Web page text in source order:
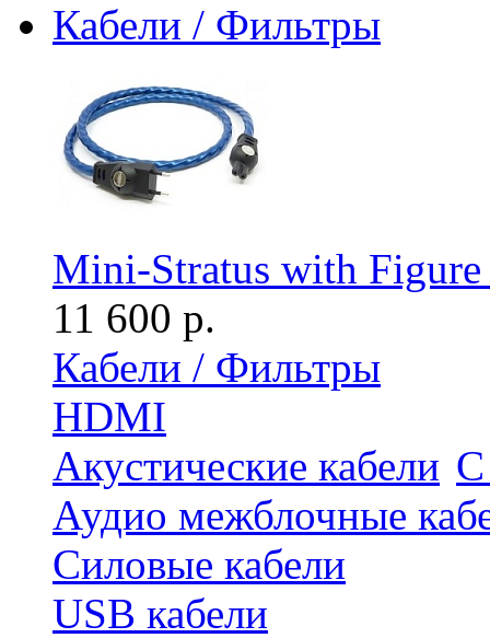
Кабели / Фильтры
Mini-Stratus with
11 600 р.
Кабели / Фильтры
HDMI
Акустические кабели С
Аудио межблочные
Силовые кабели
USB кабели